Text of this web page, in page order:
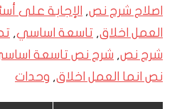
اصلاح شرح نص, الإجابة على
العمل اخلاق, تاسعة اساسي,
شرح نص, شرح نص تاسعة
نص انما العمل اخلاق, وحدات